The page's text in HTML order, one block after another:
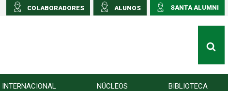
SANTA ALUMNI
ALUNOS
COLABORADORES
INTERNACIONAL NÚCLEOS BIBLIOTECA